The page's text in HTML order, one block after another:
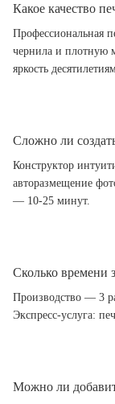
Какое качество
Профессиональная
чернила и плотную
яркость
Сложно ли
Конструктор
авторазмещение
— 10-25 минут.
Сколько времени
Производство — 3
Экспресс-услуга:
Можно ли